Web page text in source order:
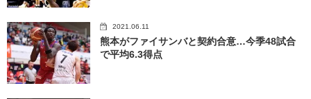
2021.06.11
熊本がファイサンバと契約合意…今季48試合
で平均6.3得点